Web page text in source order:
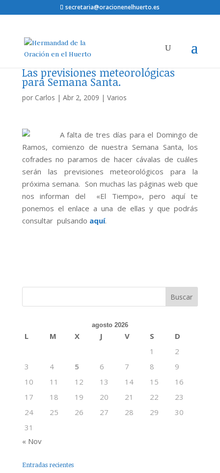
secretaria@oracionenelhuerto.es
Las previsiones meteorológicas
para Semana Santa.
por Carlos | Abr 2, 2009 | Varios
A falta de tres días para el Domingo de
Ramos, comienzo de nuestra Semana Santa, los
cofrades no paramos de hacer cávalas de cuáles
serán las previsiones meteorológicos para la
próxima semana. Son muchas las páginas web que
nos informan del «El Tiempo», pero aquí te
ponemos el enlace a una de ellas y que podrás
consultar pulsando aquí.
agosto 2026
L M X J V S
D
1
2
3
4 5 6 7 8
9
10
11 12 13 14 15
16
17
18 19 20 21 22
23
24
25 26 27 28 29
30
31
« Nov
Entradas recientes